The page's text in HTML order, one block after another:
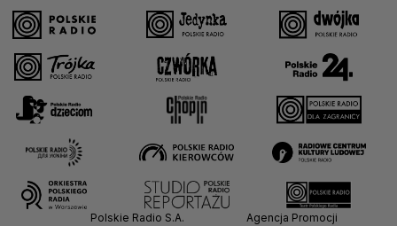
Polskie Radio S.A.
Agencja Promocji